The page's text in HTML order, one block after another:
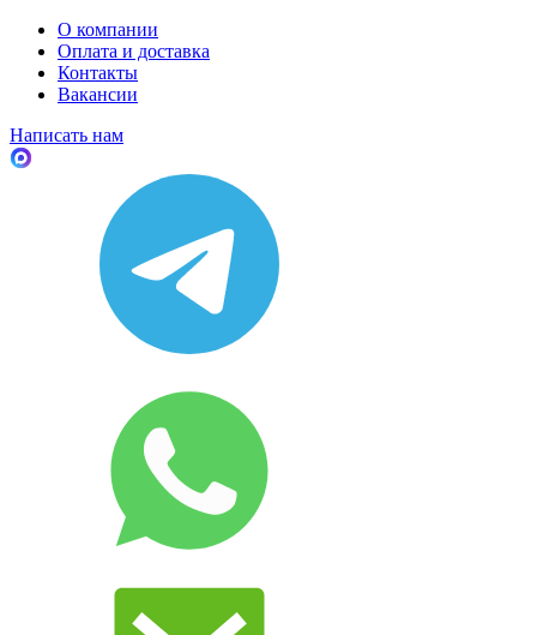
О компании
Оплата и доставка
Контакты
Вакансии
Написать нам